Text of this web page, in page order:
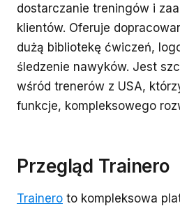
dostarczanie treningów i
klientów. Oferuje
dużą bibliotekę ćwiczeń,
śledzenie nawyków. Jest
wśród trenerów z USA,
funkcje, kompleksowego
Przegląd Trainero
Trainero to kompleksowa